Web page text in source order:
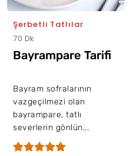
Şerbetli Tatlılar
70 Dk
Bayrampare Tarifi
Bayram sofralarının
vazgeçilmezi olan
bayrampare, tatlı
severlerin gönlün...